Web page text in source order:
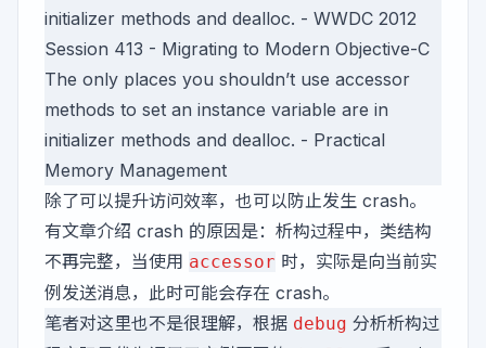
initializer methods and dealloc. - WWDC 2012
Session 413 - Migrating to Modern Objective-C
The only places you shouldn’t use accessor
methods to set an instance variable are in
initializer methods and dealloc. - Practical
Memory Management
除了可以提升访问效率，也可以防止发生 crash。
有文章介绍 crash 的原因是：析构过程中，类结构
不再完整，当使用 accessor 时，实际是向当前实
例发送消息，此时可能会存在 crash。
笔者对这里也不是很理解，根据 debug 分析析构过